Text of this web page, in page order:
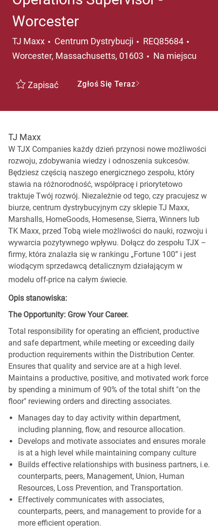
Worcester
TJ Maxx Kategoria
Centrum Dystrybucji REQ85684
Worcester, Massachusetts, 01603
Na miejscu
Zapisać Zgłoś Się Teraz
TJ Maxx
W TJX Companies każdy dzień przynosi nowe możliwości
rozwoju, zdobywania wiedzy i odnoszenia sukcesów.
Będziesz częścią naszego energicznego zespołu, który
stawia na różnorodność, współpracę i priorytetowo
traktuje Twój rozwój. Niezależnie od tego, czy pracujesz w
biurze, centrum dystrybucyjnym czy sklepie TJ Maxx,
Marshalls, HomeGoods, Homesense, Sierra, Winners lub
TK Maxx, przed Tobą wiele możliwości do nauki, rozwoju i
wywarcia pozytywnego wpływu. Dołącz do zespołu TJX –
firmy, która znalazła się w rankingu „Fortune 100” i jest
wiodącym sprzedawcą detalicznym działającym w
modelu off-price na całym świecie.
Opis stanowiska:
The Opportunity: Grow Your Career.
Total responsibility for operating an efficient, productive
and safe department, while meeting or exceeding daily
production requirements within the Distribution Center.
Ensures that quality and service are at a high level.
Maintains a productive, positive, and motivated work force
by spending a minimum of 90% of the total shift "on the
floor" reviewing orders and directing associates.
Manages day to day activity within department,
including planning, flow, and resource allocation.
Develops and motivate associates and ensures morale
is at a high level while maintaining company culture
Builds effective relationships with business partners, i.e.
counterparts, peers, Management, Union, Human
Resources, Loss Prevention, and Transportation.
Effectively communicates with associates,
counterparts, peers, and management to provide for a
more efficient operation.